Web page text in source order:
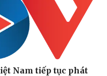
Đời sống
Nhà đẹp
Blog
Tình yêu - Gia đình
Nam tiếp tục phát